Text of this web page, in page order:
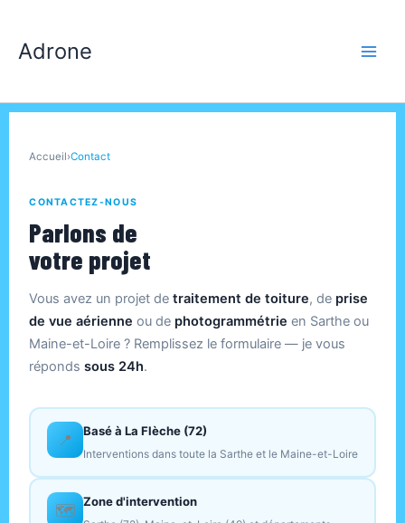
contenu
Adrone
Accueil›Contact
CONTACTEZ-NOUS
Parlons de
votre projet
Vous avez un projet detraitement de toiture, de prise
de vue aérienne ou de photogrammétrie en Sarthe ou
Maine-et-Loire ? Remplissez le formulaire — je vous
répondssous 24h.
📍 Basé à La Flèche (72)
Interventions dans toute la Sarthe et le Maine-et-Loire
🗺️ Zone d'intervention